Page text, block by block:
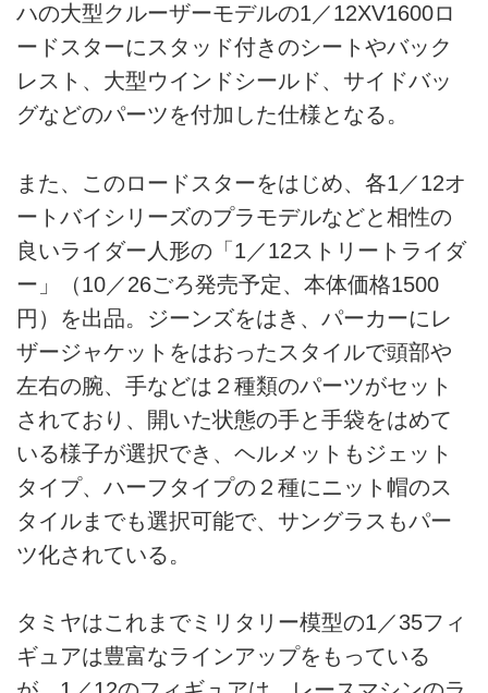
ハの大型クルーザーモデルの1／12XV1600ロ
ードスターにスタッド付きのシートやバック
レスト、大型ウインドシールド、サイドバッ
グなどのパーツを付加した仕様となる。
また、このロードスターをはじめ、各1／12オ
ートバイシリーズのプラモデルなどと相性の
良いライダー人形の「1／12ストリートライダ
ー」（10／26ごろ発売予定、本体価格1500
円）を出品。ジーンズをはき、パーカーにレ
ザージャケットをはおったスタイルで頭部や
左右の腕、手などは２種類のパーツがセット
されており、開いた状態の手と手袋をはめて
いる様子が選択でき、ヘルメットもジェット
タイプ、ハーフタイプの２種にニット帽のス
タイルまでも選択可能で、サングラスもパー
ツ化されている。
タミヤはこれまでミリタリー模型の1／35フィ
ギュアは豊富なラインアップをもっている